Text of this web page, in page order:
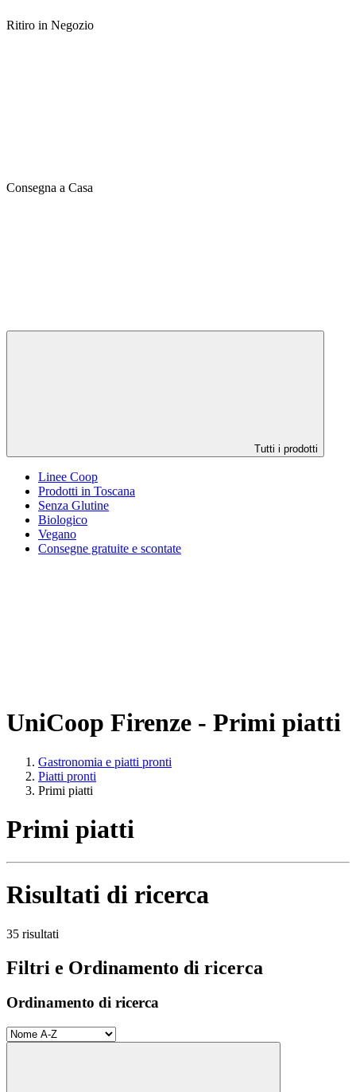
Ritiro in Negozio
Consegna a Casa
Tutti i prodotti
Linee Coop
Prodotti in Toscana
Senza Glutine
Biologico
Vegano
Consegne gratuite e scontate
UniCoop Firenze - Primi piatti
Gastronomia e piatti pronti
Piatti pronti
Primi piatti
Primi piatti
Risultati di ricerca
35 risultati
Filtri e Ordinamento di ricerca
Ordinamento di ricerca